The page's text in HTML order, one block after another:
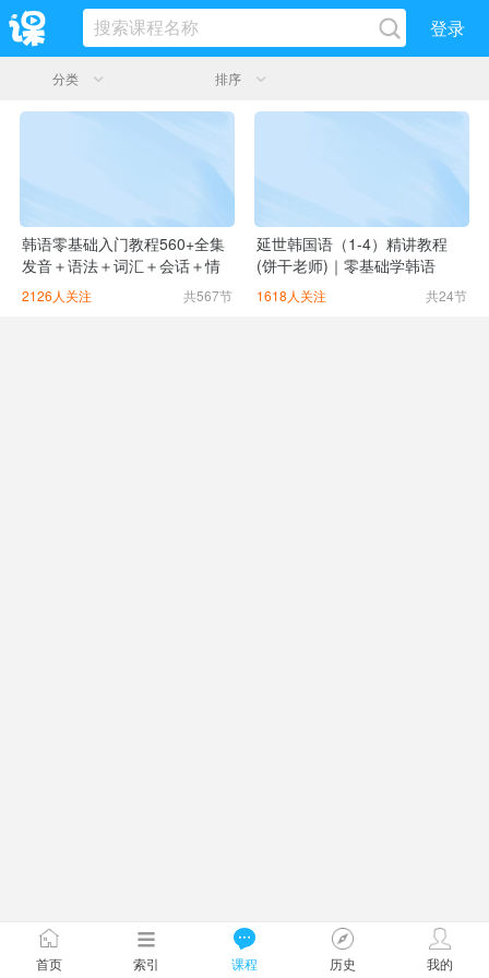
登录
分类 排序
韩语零基础入门教程560+全集
发音＋语法＋词汇＋会话＋情
景对话＋
2126人关注 共567节
延世韩国语（1-4）精讲教程
(饼干老师)｜零基础学韩语
1618人关注 共24节
首页 索引 课程 历史 我的